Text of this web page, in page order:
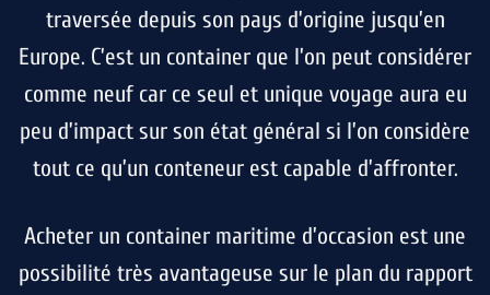
traversée depuis son pays d’origine jusqu’en
Europe. C’est un container que l’on peut considérer
comme neuf car ce seul et unique voyage aura eu
peu d’impact sur son état général si l’on considère
tout ce qu’un conteneur est capable d’affronter.
Acheter un container maritime d’occasion est une
possibilité très avantageuse sur le plan du rapport